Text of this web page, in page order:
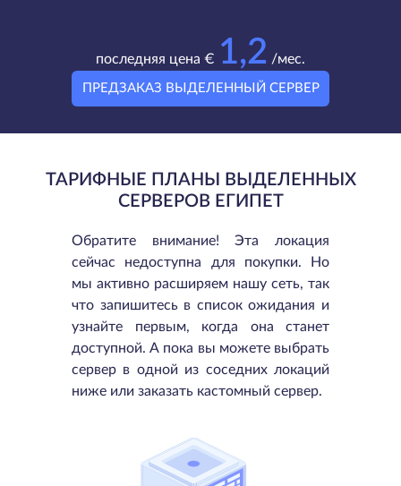
последняя цена € 1,2 /мес.
ПРЕДЗАКАЗ ВЫДЕЛЕННЫЙ СЕРВЕР
ТАРИФНЫЕ ПЛАНЫ ВЫДЕЛЕННЫХ
СЕРВЕРОВ ЕГИПЕТ
Обратите внимание! Эта локация
сейчас недоступна для покупки. Но
мы активно расширяем нашу сеть, так
что запишитесь в список ожидания и
узнайте первым, когда она станет
доступной. А пока вы можете выбрать
сервер в одной из соседних локаций
ниже или заказать кастомный сервер.